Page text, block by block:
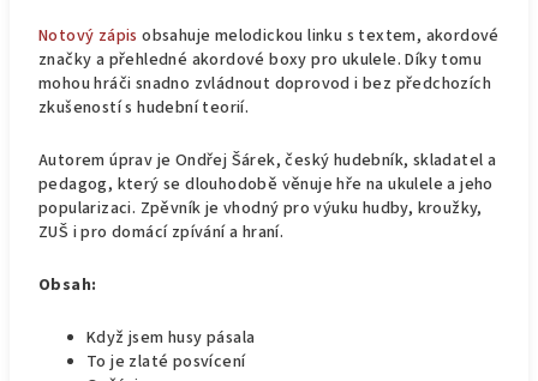
Notový zápis obsahuje melodickou linku s textem, akordové
značky a přehledné akordové boxy pro ukulele. Díky tomu
mohou hráči snadno zvládnout doprovod i bez předchozích
zkušeností s hudební teorií.
Autorem úprav je Ondřej Šárek, český hudebník, skladatel a
pedagog, který se dlouhodobě věnuje hře na ukulele a jeho
popularizaci. Zpěvník je vhodný pro výuku hudby, kroužky,
ZUŠ i pro domácí zpívání a hraní.
Obsah:
Když jsem husy pásala
To je zlaté posvícení